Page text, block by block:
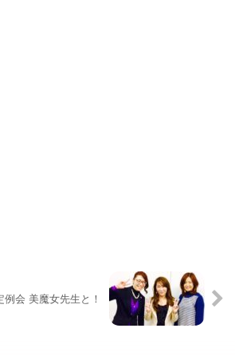
例会 美魔女先生と！